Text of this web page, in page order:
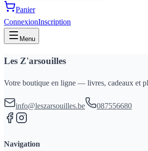
Panier
ConnexionInscription
Menu
Les Z'arsouilles
Votre boutique en ligne — livres, cadeaux et
info@leszarsouilles.be 087556680
Navigation